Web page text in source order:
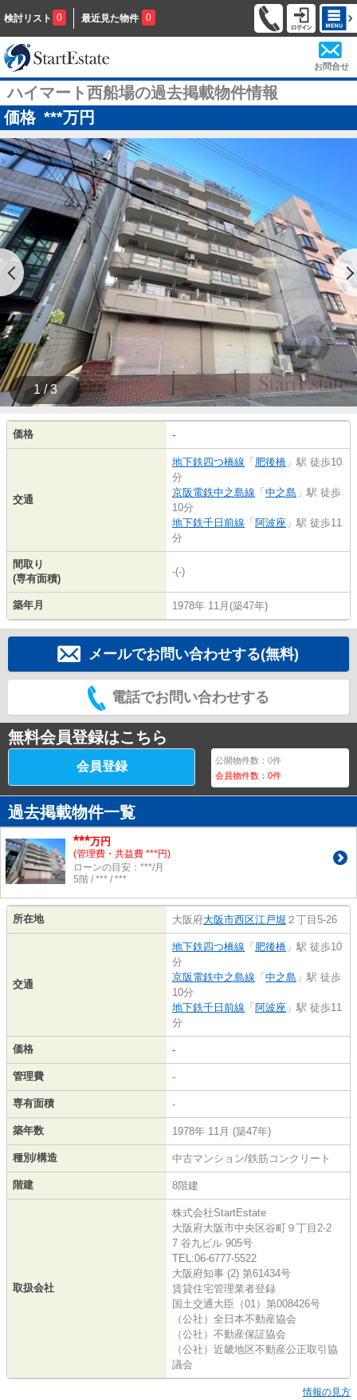
検討リスト 0 最近見た物件 0
お問合せ
ハイマート西船場の過去掲載物件情報
価格 ***万円
1 / 3
価格 -
交通
地下鉄四つ橋線 「 肥後橋 」駅 徒歩10
分
京阪電鉄中之島線 「 中之島 」駅 徒歩
10分
地下鉄千日前線 「 阿波座 」駅 徒歩11
分
間取り
(専有面積)
-(-)
築年月 1978年 11月(築47年)
メールでお問い合わせする(無料)
電話でお問い合わせする
無料会員登録はこちら
会員登録 公開物件数：0件
会員物件数：0件
過去掲載物件一覧
***万円
(管理費・共益費 ***円)
ローンの目安：***/月
5階 / *** / ***
所在地 大阪府大阪市西区江戸堀 ２丁目5-26
交通
地下鉄四つ橋線 「 肥後橋 」駅 徒歩10
分
京阪電鉄中之島線 「 中之島 」駅 徒歩
10分
地下鉄千日前線 「 阿波座 」駅 徒歩11
分
価格 -
管理費 -
専有面積 -
築年数 1978年 11月 (築47年)
種別/構造 中古マンション/鉄筋コンクリート
階建 8階建
取扱会社
株式会社StartEstate
大阪府大阪市中央区谷町９丁目2-2
7 谷九ビル 905号
TEL:06-6777-5522
大阪府知事 (2) 第61434号
賃貸住宅管理業者登録
国土交通大臣（01）第008426号
（公社）全日本不動産協会
（公社）不動産保証協会
（公社）近畿地区不動産公正取引協
議会
情報の見方